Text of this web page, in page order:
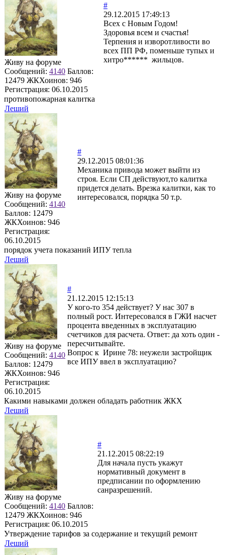
Живу на форуме
Сообщений: 4140 Баллов:
12479 ЖКХоинов: 946
Регистрация: 06.10.2015
#
29.12.2015 17:49:13
Всех с Новым Годом!
Здоровья всем и счастья!
Терпения и изворотливости во
всех ПП РФ, поменьше тупых и
хитро****** жильцов.
противопожарная калитка
Леший
Живу на форуме
Сообщений: 4140
Баллов: 12479
ЖКХоинов: 946
Регистрация:
06.10.2015
#
29.12.2015 08:01:36
Механика привода может выйти из
строя. Если СП действуют,то калитка
придется делать. Врезка калитки, как то
интересовался, порядка 50 т.р.
порядок учета показаний ИПУ тепла
Леший
Живу на форуме
Сообщений: 4140
Баллов: 12479
ЖКХоинов: 946
Регистрация:
06.10.2015
#
21.12.2015 12:15:13
У кого-то 354 действует? У нас 307 в
полный рост. Интересовался в ГЖИ насчет
процента введенных в эксплуатацию
счетчиков для расчета. Ответ: да хоть один -
пересчитывайте.
Вопрос к Ирине 78: неужели застройщик
все ИПУ ввел в эксплуатацию?
Какими навыками должен обладать работник ЖКХ
Леший
Живу на форуме
Сообщений: 4140 Баллов:
12479 ЖКХоинов: 946
Регистрация: 06.10.2015
#
21.12.2015 08:22:19
Для начала пусть укажут
нормативный документ в
предписании по оформлению
санразрешений.
Утверждение тарифов за содержание и текущий ремонт
Леший